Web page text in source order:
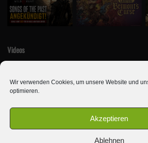
Wir verwenden Cookies, um unsere Website und
optimieren.
Akzeptieren
Ablehnen
Videos